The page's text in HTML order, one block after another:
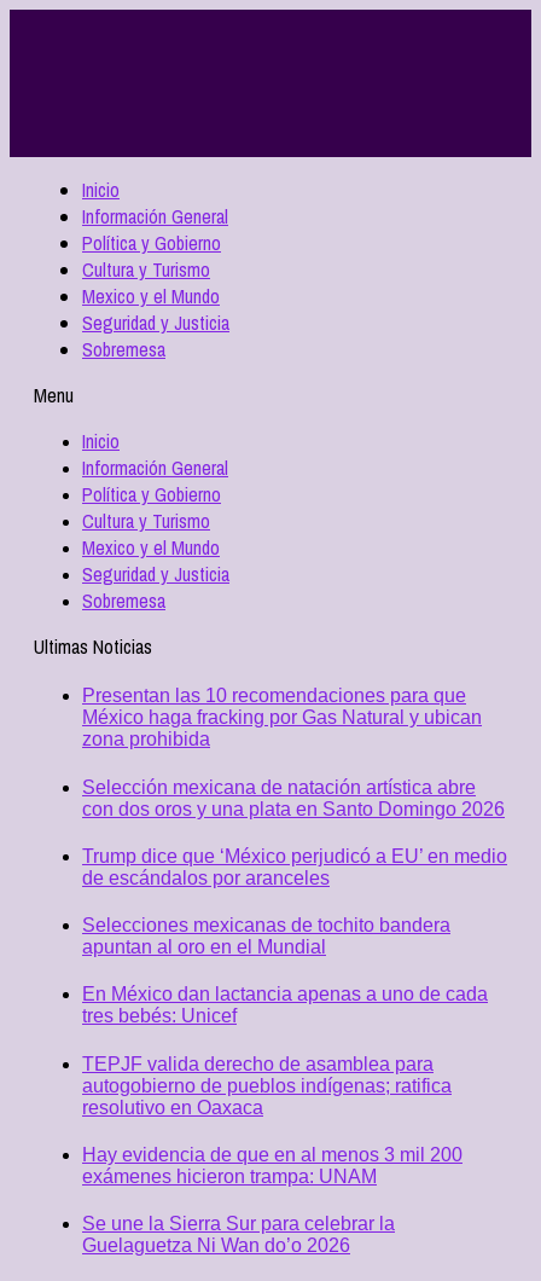
Inicio
Información General
Política y Gobierno
Cultura y Turismo
Mexico y el Mundo
Seguridad y Justicia
Sobremesa
Menu
Inicio
Información General
Política y Gobierno
Cultura y Turismo
Mexico y el Mundo
Seguridad y Justicia
Sobremesa
Ultimas Noticias
Presentan las 10 recomendaciones para que
México haga fracking por Gas Natural y ubican
zona prohibida
Selección mexicana de natación artística abre
con dos oros y una plata en Santo Domingo 2026
Trump dice que ‘México perjudicó a EU’ en medio
de escándalos por aranceles
Selecciones mexicanas de tochito bandera
apuntan al oro en el Mundial
En México dan lactancia apenas a uno de cada
tres bebés: Unicef
TEPJF valida derecho de asamblea para
autogobierno de pueblos indígenas; ratifica
resolutivo en Oaxaca
Hay evidencia de que en al menos 3 mil 200
exámenes hicieron trampa: UNAM
Se une la Sierra Sur para celebrar la
Guelaguetza Ni Wan do’o 2026